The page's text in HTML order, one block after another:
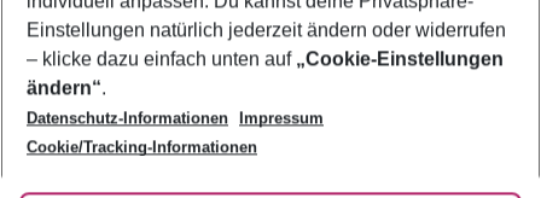
Über uns
AGB
Bestpreisgarantie
Cookie-Einstellungen ändern
Cookie-Richtlinie
Agenturbetreuung
Barrierefreies Reisen
Folge uns
Einstellungen natürlich jederzeit ändern oder widerrufen
– klicke dazu einfach unten auf „Cookie-Einstellungen
ändern“.
Datenschutz-Informationen
Impressum
Cookie/Tracking-Informationen